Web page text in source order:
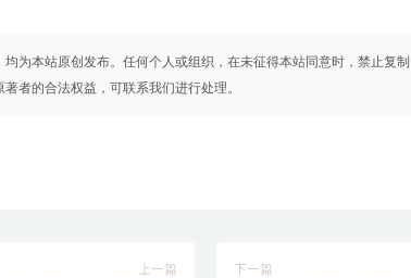
为本站原创发布。任何个人或组织，在未征得本站同意时，禁止复
者的合法权益，可联系我们进行处理。
上一篇 下一篇